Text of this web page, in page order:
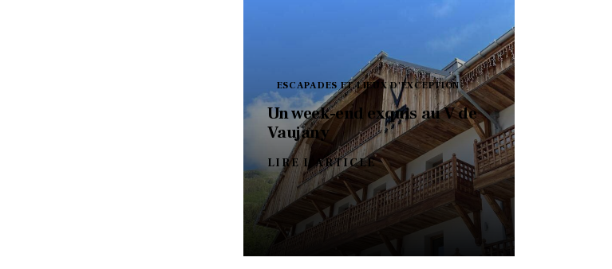
ESCAPADES ET LIEUX D'EXCEPTION
Un week-end exquis au V de
Vaujany
LIRE L'ARTICLE